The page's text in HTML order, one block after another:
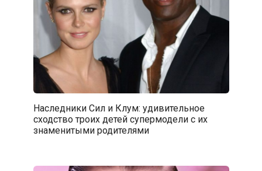
Наследники Сил и Клум: удивительное
сходство троих детей супермодели с их
знаменитыми родителями